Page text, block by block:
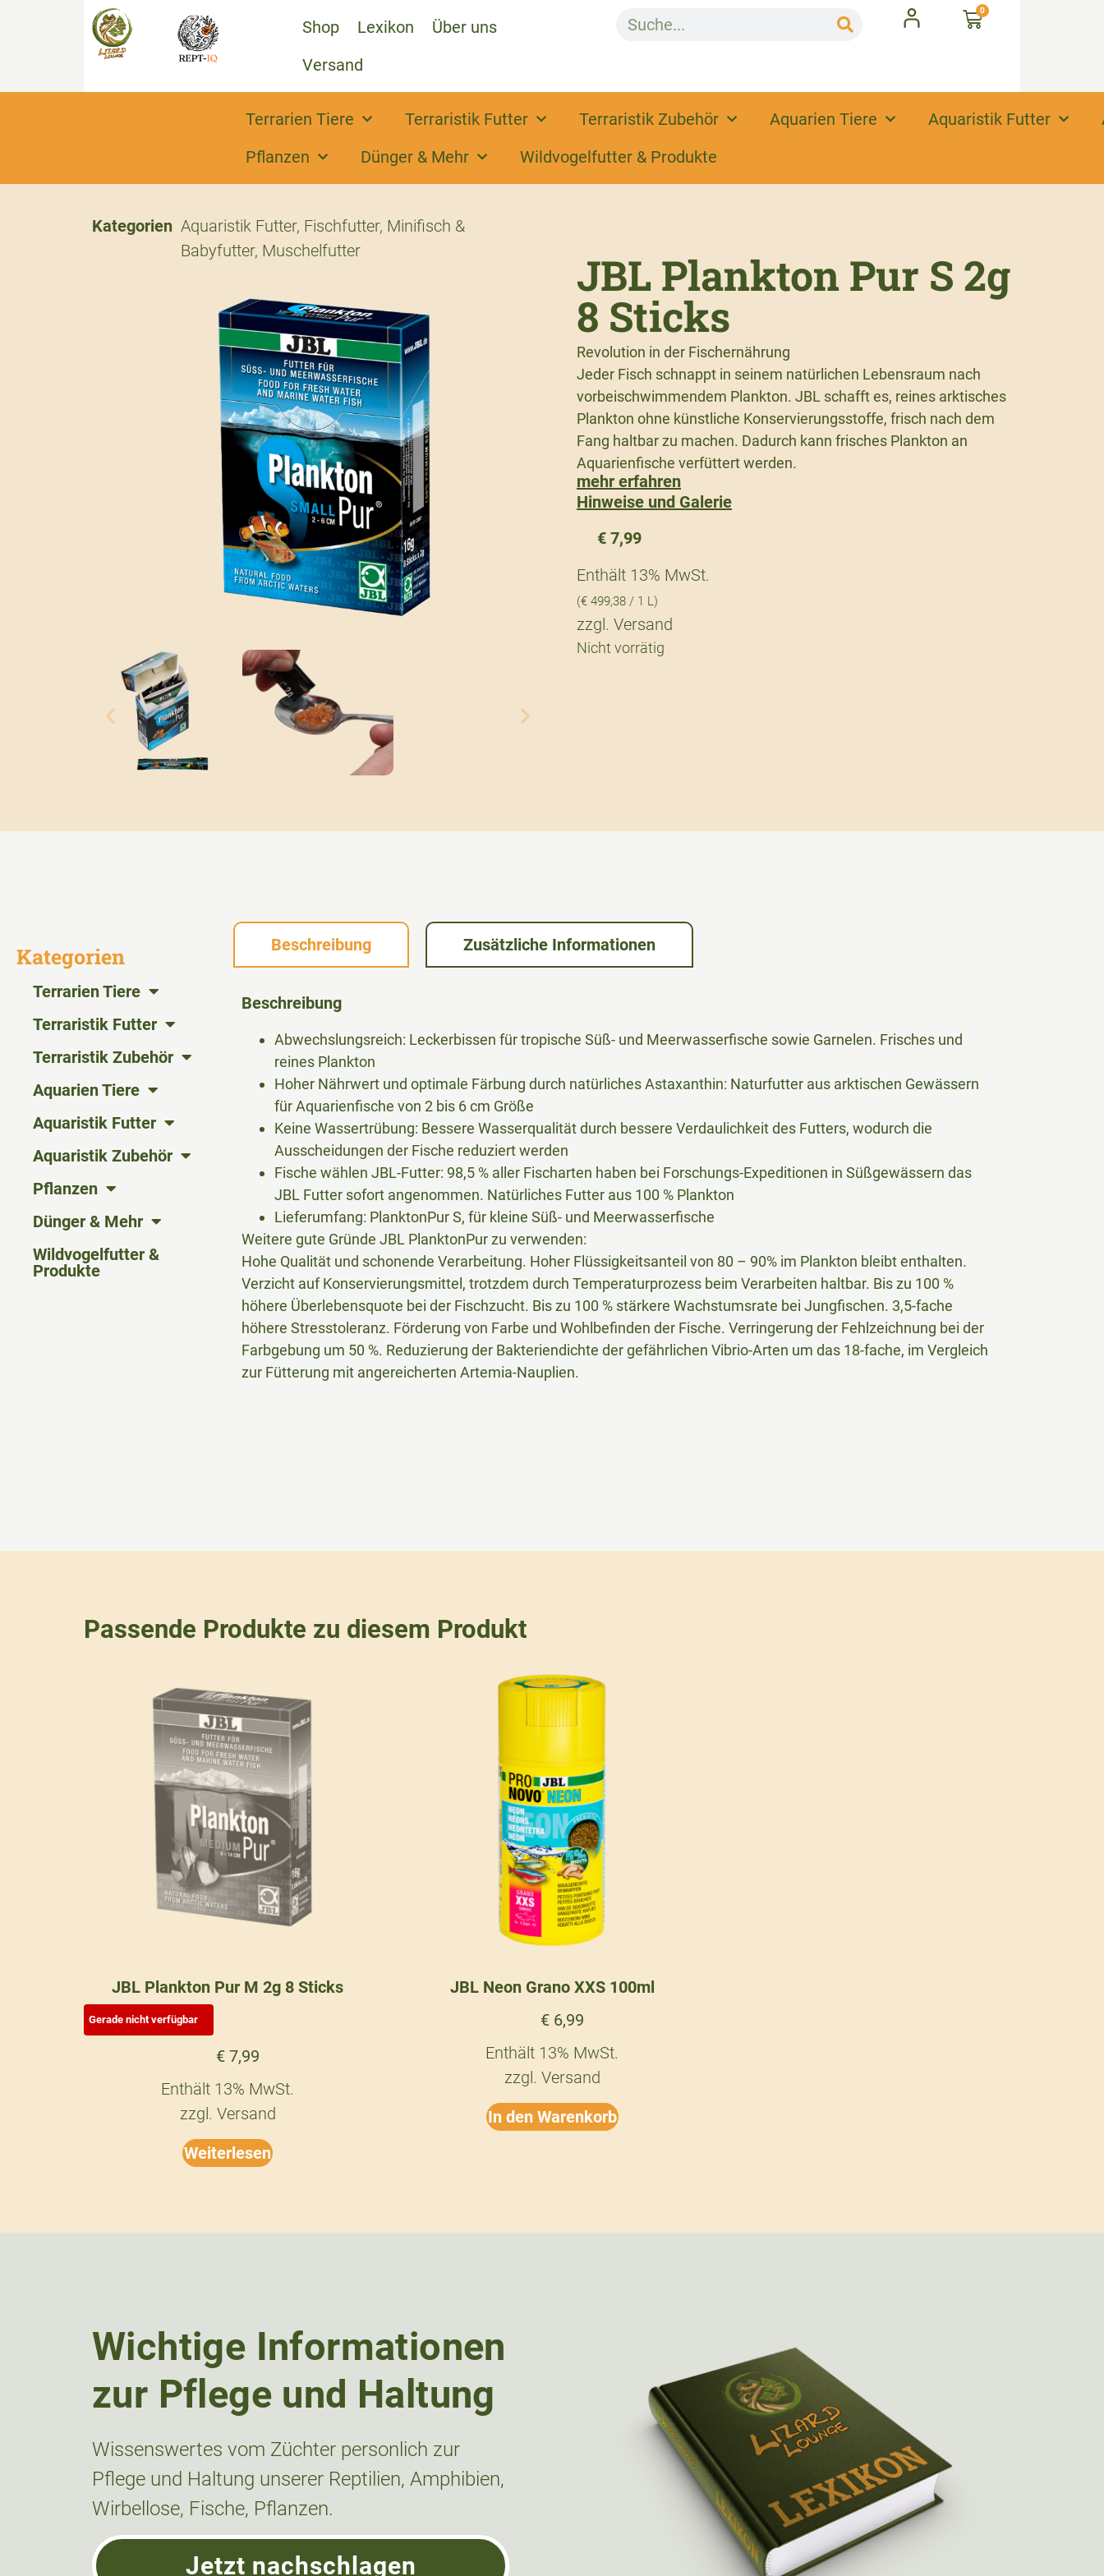
Shop Lexikon
Über uns
Versand
0
Terrarien Tiere Terraristik Futter Terraristik Zubehör Aquarien Tiere Aquaristik Futter
Pflanzen
Dünger & Mehr Wildvogelfutter & Produkte
Kategorien Aquaristik Futter, Fischfutter, Minifisch &
Babyfutter, Muschelfutter JBL Plankton Pur S 2g
8 Sticks
Revolution in der Fischernährung
Jeder Fisch schnappt in seinem natürlichen Lebensraum nach
vorbeischwimmendem Plankton. JBL schafft es, reines arktisches
Plankton ohne künstliche Konservierungsstoffe, frisch nach dem
Fang haltbar zu machen. Dadurch kann frisches Plankton an
Aquarienfische verfüttert werden.
mehr erfahren
Hinweise und Galerie
€ 7,99
Enthält 13% MwSt.
(€ 499,38 / 1 L)
zzgl. Versand
Nicht vorrätig
Kategorien
Terrarien Tiere
Terraristik Futter
Terraristik Zubehör
Aquarien Tiere
Aquaristik Futter
Aquaristik Zubehör
Pflanzen
Dünger & Mehr
Wildvogelfutter &
Produkte
Beschreibung Zusätzliche Informationen
Beschreibung
Abwechslungsreich: Leckerbissen für tropische Süß- und Meerwasserfische sowie Garnelen. Frisches und
reines Plankton
Hoher Nährwert und optimale Färbung durch natürliches Astaxanthin: Naturfutter aus arktischen Gewässern
für Aquarienfische von 2 bis 6 cm Größe
Keine Wassertrübung: Bessere Wasserqualität durch bessere Verdaulichkeit des Futters, wodurch die
Ausscheidungen der Fische reduziert werden
Fische wählen JBL-Futter: 98,5 % aller Fischarten haben bei Forschungs-Expeditionen in Süßgewässern das
JBL Futter sofort angenommen. Natürliches Futter aus 100 % Plankton
Lieferumfang: PlanktonPur S, für kleine Süß- und Meerwasserfische
Weitere gute Gründe JBL PlanktonPur zu verwenden:
Hohe Qualität und schonende Verarbeitung. Hoher Flüssigkeitsanteil von 80 – 90% im Plankton bleibt enthalten.
Verzicht auf Konservierungsmittel, trotzdem durch Temperaturprozess beim Verarbeiten haltbar. Bis zu 100 %
höhere Überlebensquote bei der Fischzucht. Bis zu 100 % stärkere Wachstumsrate bei Jungfischen. 3,5-fache
höhere Stresstoleranz. Förderung von Farbe und Wohlbefinden der Fische. Verringerung der Fehlzeichnung bei der
Farbgebung um 50 %. Reduzierung der Bakteriendichte der gefährlichen Vibrio-Arten um das 18-fache, im Vergleich
zur Fütterung mit angereicherten Artemia-Nauplien.
Passende Produkte zu diesem Produkt
JBL Plankton Pur M 2g 8 Sticks
€ 7,99
Enthält 13% MwSt.
zzgl. Versand
Weiterlesen
JBL Neon Grano XXS 100ml
€ 6,99
Enthält 13% MwSt.
zzgl. Versand
In den Warenkorb
Wichtige Informationen
zur Pflege und Haltung
Wissenswertes vom Züchter personlich zur
Pflege und Haltung unserer Reptilien, Amphibien,
Wirbellose, Fische, Pflanzen.
Jetzt nachschlagen